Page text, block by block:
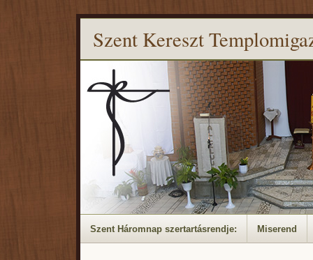
Szent Kereszt
Szent Háromnap szertartásrendje: Miserend